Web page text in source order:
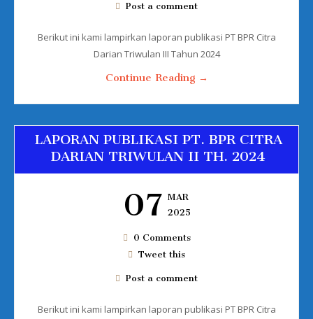
Post a comment
Berikut ini kami lampirkan laporan publikasi PT BPR Citra
Darian Triwulan III Tahun 2024
Continue Reading →
LAPORAN PUBLIKASI PT. BPR CITRA
DARIAN TRIWULAN II TH. 2024
07 MAR
2025
0 Comments
Tweet this
Post a comment
Berikut ini kami lampirkan laporan publikasi PT BPR Citra